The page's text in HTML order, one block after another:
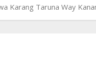
Karang Taruna Way